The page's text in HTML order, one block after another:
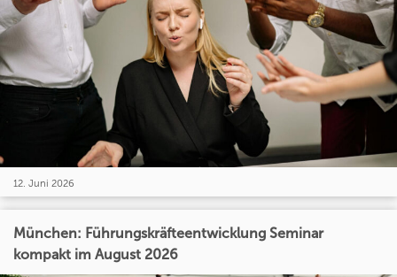
12. Juni 2026
München: Führungskräfteentwicklung Seminar
kompakt im August 2026